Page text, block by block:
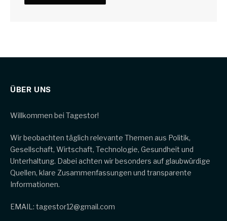
ÜBER UNS
Willkommen bei Tagestor!
Wir beobachten täglich relevante Themen aus Politik,
Gesellschaft, Wirtschaft, Technologie, Gesundheit und
Unterhaltung. Dabei achten wir besonders auf glaubwürdige
Quellen, klare Zusammenfassungen und transparente
Informationen.
EMAIL: tagestor12@gmail.com